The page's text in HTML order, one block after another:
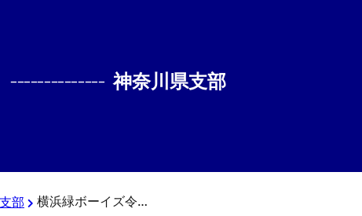
-------------- 神奈川県支部
部 横浜緑ボーイズ令和4年活動終了